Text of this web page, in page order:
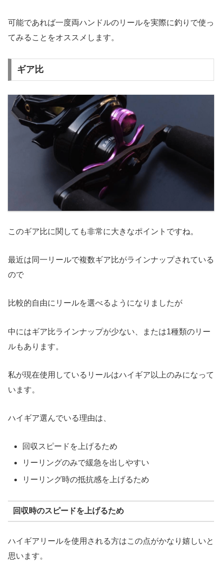
可能であれば一度両ハンドルのリールを実際に釣りで使っ
てみることをオススメします。
ギア比
このギア比に関しても非常に大きなポイントですね。
最近は同一リールで複数ギア比がラインナップされている
ので
比較的自由にリールを選べるようになりましたが
中にはギア比ラインナップが少ない、または1種類のリー
ルもあります。
私が現在使用しているリールはハイギア以上のみになって
います。
ハイギア選んでいる理由は、
回収スピードを上げるため
リーリングのみで緩急を出しやすい
リーリング時の抵抗感を上げるため
回収時のスピードを上げるため
ハイギアリールを使用される方はこの点がかなり嬉しいと
思います。